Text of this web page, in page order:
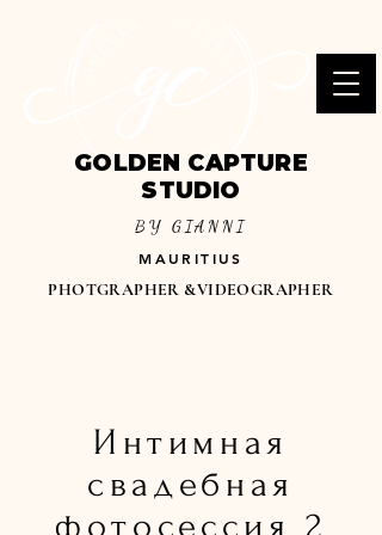
GOLDEN CAPTURE
STUDIO
BY GIANNI
MAURITIUS
PHOTGRAPHER &VIDEOGRAPHER
Интимная
свадебная
фотосессия 2